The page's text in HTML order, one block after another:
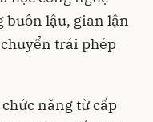
buôn lậu, gian lận
trái phép
năng từ cấp